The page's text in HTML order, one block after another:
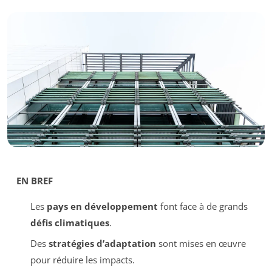
EN BREF
Les pays en développement font face à de grands
défis climatiques.
Des stratégies d’adaptation sont mises en œuvre
pour réduire les impacts.